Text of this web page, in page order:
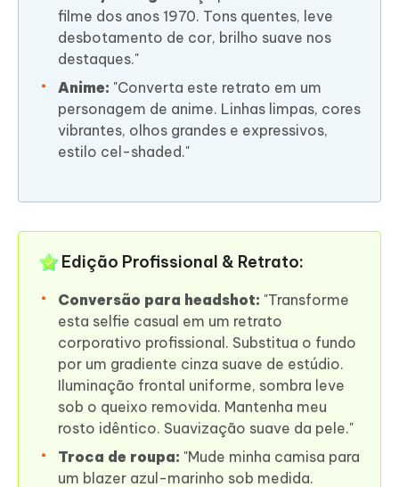
filme dos anos 1970. Tons quentes, leve
desbotamento de cor, brilho suave nos
destaques."
Anime: "Converta este retrato em um
personagem de anime. Linhas limpas, cores
vibrantes, olhos grandes e expressivos,
estilo cel-shaded."
Edição Profissional & Retrato:
Conversão para headshot: "Transforme
esta selfie casual em um retrato
corporativo profissional. Substitua o fundo
por um gradiente cinza suave de estúdio.
Iluminação frontal uniforme, sombra leve
sob o queixo removida. Mantenha meu
rosto idêntico. Suavização suave da pele."
Troca de roupa: "Mude minha camisa para
um blazer azul-marinho sob medida.